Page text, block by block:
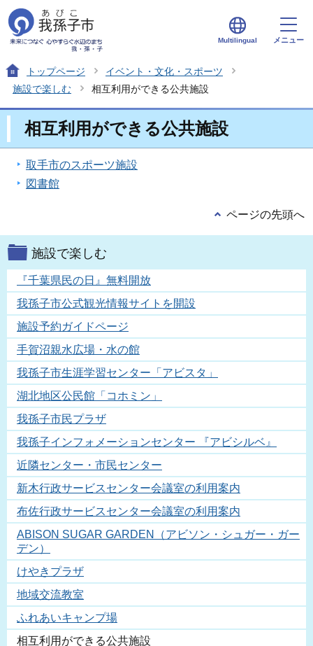
Multilingual メニュー
トップページ
イベント・文化・スポーツ
施設で楽しむ
相互利用ができる公共施設
相互利用ができる公共施設
取手市のスポーツ施設
図書館
ページの先頭へ
施設で楽しむ
『千葉県民の日』無料開放
我孫子市公式観光情報サイトを開設
施設予約ガイドページ
手賀沼親水広場・水の館
我孫子市生涯学習センター「アビスタ」
湖北地区公民館「コホミン」
我孫子市民プラザ
我孫子インフォメーションセンター 『アビシルベ』
近隣センター・市民センター
新木行政サービスセンター会議室の利用案内
布佐行政サービスセンター会議室の利用案内
ABISON SUGAR GARDEN（アビソン・シュガー・ガー
デン）
けやきプラザ
地域交流教室
ふれあいキャンプ場
相互利用ができる公共施設